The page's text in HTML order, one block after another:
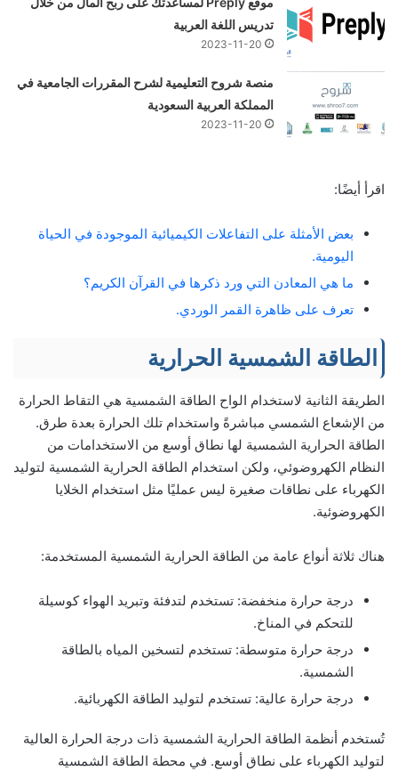
تدريس اللغة العربية
2023-11-20
منصة شروح التعليمية لشرح المقررات الجامعية في
المملكة العربية السعودية
2023-11-20
اقرأ أيضًا:
بعض الأمثلة على التفاعلات الكيميائية الموجودة في الحياة
اليومية.
ما هي المعادن التي ورد ذكرها في القرآن الكريم؟
تعرف على ظاهرة القمر الوردي.
الطاقة الشمسية الحرارية
الطريقة الثانية لاستخدام الواح الطاقة الشمسية هي التقاط الحرارة
من الإشعاع الشمسي مباشرةً واستخدام تلك الحرارة بعدة طرق.
الطاقة الحرارية الشمسية لها نطاق أوسع من الاستخدامات من
النظام الكهروضوئي، ولكن استخدام الطاقة الحرارية الشمسية لتوليد
الكهرباء على نطاقات صغيرة ليس عمليًا مثل استخدام الخلايا
الكهروضوئية.
هناك ثلاثة أنواع عامة من الطاقة الحرارية الشمسية المستخدمة:
درجة حرارة منخفضة: تستخدم لتدفئة وتبريد الهواء كوسيلة
للتحكم في المناخ.
درجة حرارة متوسطة: تستخدم لتسخين المياه بالطاقة
الشمسية.
درجة حرارة عالية: تستخدم لتوليد الطاقة الكهربائية.
تُستخدم أنظمة الطاقة الحرارية الشمسية ذات درجة الحرارة العالية
لتوليد الكهرباء على نطاق أوسع. في محطة الطاقة الشمسية